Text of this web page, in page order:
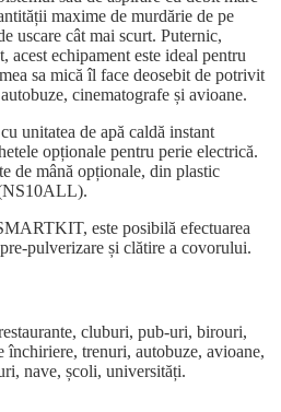
maxime de murdărie de pe
uscare cât mai scurt. Puternic,
acest echipament este ideal pentru
sa mică îl face deosebit de potrivit
cinematografe și avioane.
unitatea de apă caldă instant
opționale pentru perie electrică.
de mână opționale, din plastic
este posibilă efectuarea
pulverizare și clătire a covorului.
cluburi, pub-uri, birouri,
închiriere, trenuri, autobuze, avioane,
nave, școli, universități.